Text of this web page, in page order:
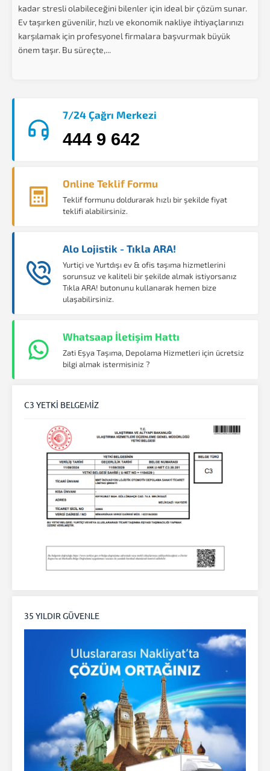
kadar stresli olabileceğini bilenler için ideal bir çözüm sunar.
Ev taşırken güvenilir, hızlı ve ekonomik nakliye ihtiyaçlarınızı
karşılamak için profesyonel firmalara başvurmak büyük
önem taşır. Bu süreçte,...
7/24 Çağrı Merkezi
444 9 642
Online Teklif Formu
Teklif formunu doldurarak hızlı bir şekilde fiyat
teklifi alabilirsiniz.
Alo Lojistik - Tıkla ARA!
Yurtiçi ve Yurtdışı ev & ofis taşıma hizmetlerini
sorunsuz ve kaliteli bir şekilde almak istiyorsanız
Tıkla ARA! butonunu kullanarak hemen bize
ulaşabilirsiniz.
Whatsaap İletişim Hattı
Zati Eşya Taşıma, Depolama Hizmetleri için ücretsiz
bilgi almak istermisiniz ?
C3 YETKİ BELGEMİZ
35 YILDIR GÜVENLE